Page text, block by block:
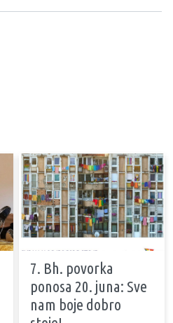
7. Bh. povorka
ponosa 20. juna: Sve
nam boje dobro